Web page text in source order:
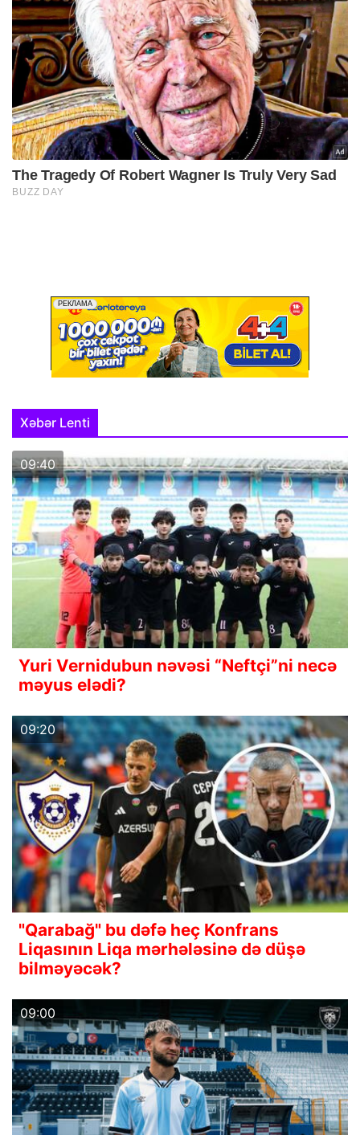
Xəbər Lenti
09:40
Yuri Vernidubun nəvəsi “Neftçi”ni necə
məyus elədi?
09:20
"Qarabağ" bu dəfə heç Konfrans
Liqasının Liqa mərhələsinə də düşə
bilməyəcək?
09:00